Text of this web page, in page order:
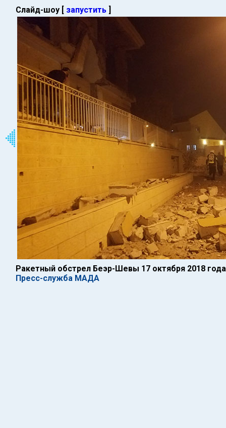
Слайд-шоу [ запустить ]
Ракетный обстрел Беэр-Шевы 17 октября 2018 года
Пресс-служба МАДА